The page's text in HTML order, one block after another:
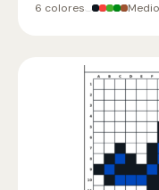
6 colores Medio